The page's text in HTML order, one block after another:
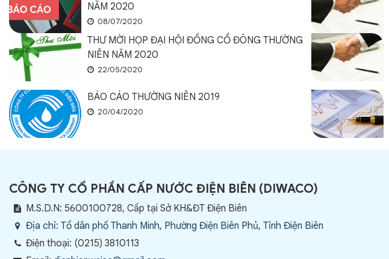
NĂM 2020
08/07/2020
THƯ MỜI HỌP ĐẠI HỘI ĐỒNG CỔ ĐÔNG THƯỜNG
NIÊN NĂM 2020
22/05/2020
BÁO CÁO THƯỜNG NIÊN 2019
20/04/2020
CÔNG TY CỔ PHẦN CẤP NƯỚC ĐIỆN BIÊN (DIWACO)
M.S.D.N: 5600100728, Cấp tại Sở KH&ĐT Điện Biên
Địa chỉ: Tổ dân phố Thanh Minh, Phường Điện Biên Phủ, Tỉnh Điện Biên
Điện thoại: (0215) 3810113